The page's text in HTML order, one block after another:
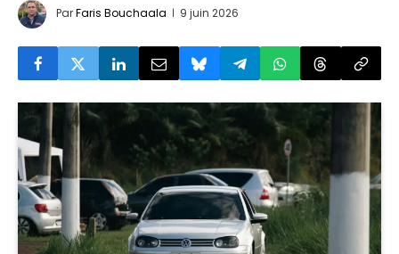
ParFaris Bouchaala 9 juin 2026
© DR